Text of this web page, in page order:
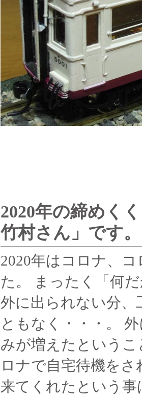
2020年の締めく
竹村さん」です。
2020年はコロナ、
た。 まったく「何
外に出られない分
ともなく・・・。
みが増えたという
ロナで自宅待機を
来てくれたという